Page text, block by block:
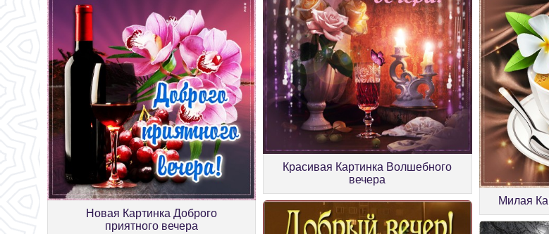
Новая Картинка Доброго
приятного вечера
Красивая Картинка Волшебного
вечера
Милая